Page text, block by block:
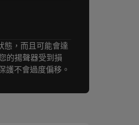
態，而且可能會達
的揚聲器受到損
護不會過度偏移。